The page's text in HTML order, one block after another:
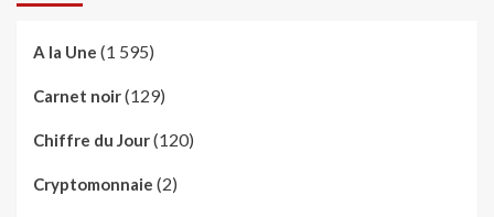
A la Une (1 595)
Carnet noir(129)
Chiffre du Jour(120)
Cryptomonnaie (2)